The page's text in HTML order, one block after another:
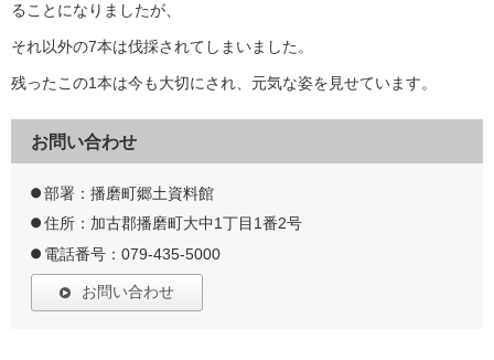
ることになりましたが、
それ以外の7本は伐採されてしまいました。
残ったこの1本は今も大切にされ、元気な姿を見せています。
お問い合わせ
部署：播磨町郷土資料館
住所：加古郡播磨町大中1丁目1番2号
電話番号：079-435-5000
お問い合わせ